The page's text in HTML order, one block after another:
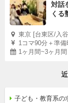
対話
くる
東京 [台東区/入
1コマ90分＋準
1ヶ月間~3ヶ月間
子ども・教育系の